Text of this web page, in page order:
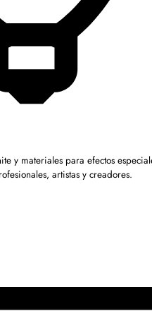
y materiales para efectos
artistas y creadores.